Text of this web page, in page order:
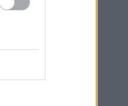
να
κάποτε
και
που